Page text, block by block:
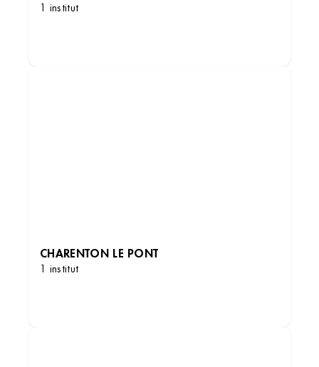
1 institut
CHARENTON LE PONT
1 institut